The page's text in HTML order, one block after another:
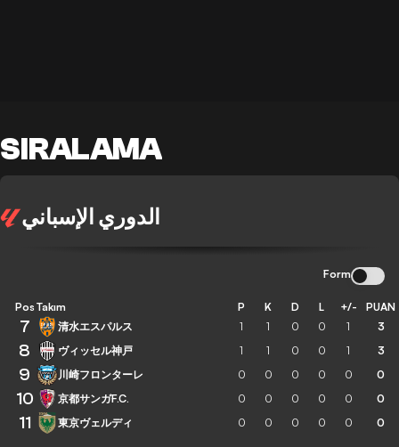
SIRALAMA
الدوري الإسباني
Form
Pos Takım P K D L +/- PUAN
7 清水エスパルス 1 1 0 0 1 3
8 ヴィッセル神戸 1 1 0 0 1 3
9 川崎フロンターレ 0 0 0 0 0 0
10 京都サンガF.C. 0 0 0 0 0 0
11 東京ヴェルディ 0 0 0 0 0 0